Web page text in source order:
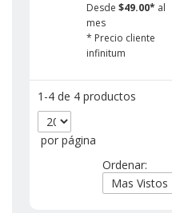
Desde $49.00* al
mes
* Precio cliente
infinitum
1-4 de 4 productos
por página
Ordenar: